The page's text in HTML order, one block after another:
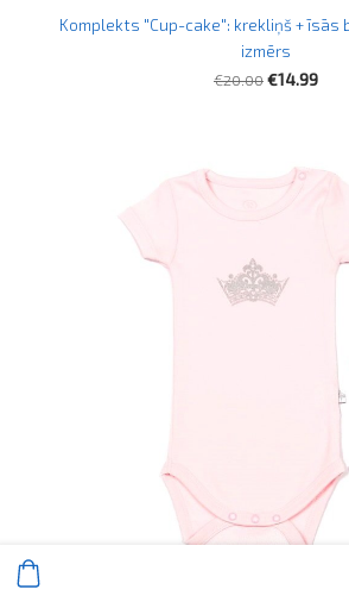
Komplekts "Cup-cake": krekliņš + īsās
izmērs
€20.00€14.99